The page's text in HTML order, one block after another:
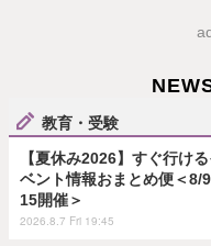
教育・受験
【夏休み2026】すぐ行ける
ベント情報おまとめ便＜8/
15開催＞
2026.8.7 Fri 19:45